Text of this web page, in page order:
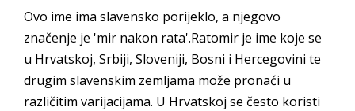
Ovo ime ima slavensko porijeklo, a njegovo
značenje je 'mir nakon rata'.Ratomir je ime koje se
u Hrvatskoj, Srbiji, Sloveniji, Bosni i Hercegovini te
drugim slavenskim zemljama može pronaći u
različitim varijacijama. U Hrvatskoj se često koristi